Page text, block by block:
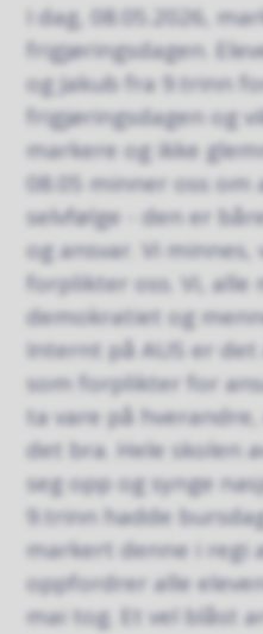
I dag, 08.05.2026,
frigjøringsdagen.
og Jakub fra 9.trinn
frigjøringsdagen og
markere og ikke
08.05 minner oss
selvfølge - den er
og ansvar. Vi minnes,
forplikter oss. Vi, alle
demokratiet og
Internt på AUS er
som forplikter for
ta vare på
det bra. Hele skolen
seg opp og synge
9.trinn hadde
markert denne i regi
oppfordrer alle
mai tog. Et vel blåst